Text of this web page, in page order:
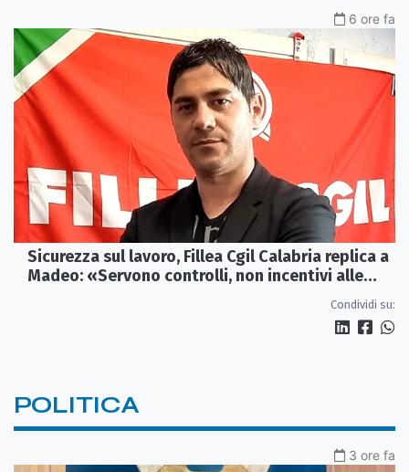
6 ore fa
Sicurezza sul lavoro, Fillea Cgil Calabria replica a
Madeo: «Servono controlli, non incentivi alle
Condividi su:
POLITICA
3 ore fa